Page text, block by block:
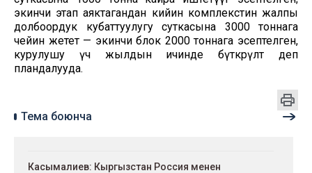
экинчи этап аяктагандан кийин комплекстин жалпы
долбоордук кубаттуулугу суткасына 3000 тоннага
чейин жетет — экинчи блок 2000 тоннага эсептелген,
курулушу үч жылдын ичинде бүткөрүлөт деп
пландалууда.
Тема боюнча
Касымалиев: Кыргызстан Россия менен